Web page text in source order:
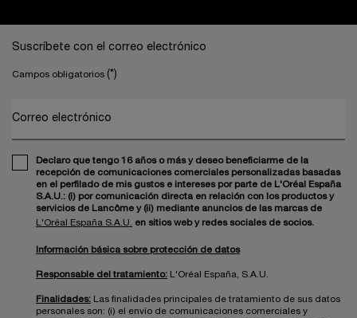
Suscríbete con el correo electrónico
Campos obligatorios (*)
Correo electrónico
Declaro que tengo 16 años o más y deseo beneficiarme de la
recepción de comunicaciones comerciales personalizadas basadas
en el perfilado de mis gustos e intereses por parte de L'Oréal España
S.A.U.: (i) por comunicación directa en relación con los productos y
servicios de Lancôme y (ii) mediante anuncios de las marcas de
L'Oréal España S.A.U. en sitios web y redes sociales de socios.
Información básica sobre protección de datos
Responsable del tratamiento: L'Oréal España, S.A.U.
Finalidades: Las finalidades principales de tratamiento de sus datos
personales son: (i) el envío de comunicaciones comerciales y